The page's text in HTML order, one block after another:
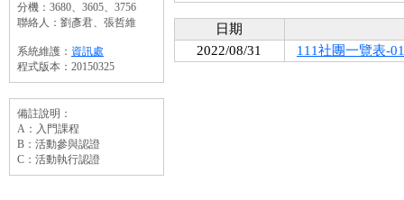
分機：3680、3605、3756
聯絡人：劉彥君、張哲維
系統維護： 資訊處
程式版本：20150325
備註說明：
A：入門課程
B：活動參與認證
C：活動執行認證
日期
2022/08/31
111社團一覽表-